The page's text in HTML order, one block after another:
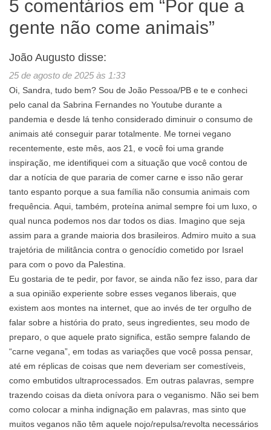
5 comentários em “Por que a
gente não come animais”
João Augusto disse:
25 de agosto de 2025 às 1:33
Oi, Sandra, tudo bem? Sou de João Pessoa/PB e te e conheci
pelo canal da Sabrina Fernandes no Youtube durante a
pandemia e desde lá tenho considerado diminuir o consumo de
animais até conseguir parar totalmente. Me tornei vegano
recentemente, este mês, aos 21, e você foi uma grande
inspiração, me identifiquei com a situação que você contou de
dar a notícia de que pararia de comer carne e isso não gerar
tanto espanto porque a sua família não consumia animais com
frequência. Aqui, também, proteína animal sempre foi um luxo, o
qual nunca podemos nos dar todos os dias. Imagino que seja
assim para a grande maioria dos brasileiros. Admiro muito a sua
trajetória de militância contra o genocídio cometido por Israel
para com o povo da Palestina.
Eu gostaria de te pedir, por favor, se ainda não fez isso, para dar
a sua opinião experiente sobre esses veganos liberais, que
existem aos montes na internet, que ao invés de ter orgulho de
falar sobre a história do prato, seus ingredientes, seu modo de
preparo, o que aquele prato significa, estão sempre falando de
“carne vegana”, em todas as variações que você possa pensar,
até em réplicas de coisas que nem deveriam ser comestíveis,
como embutidos ultraprocessados. Em outras palavras, sempre
trazendo coisas da dieta onívora para o veganismo. Não sei bem
como colocar a minha indignação em palavras, mas sinto que
muitos veganos não têm aquele nojo/repulsa/revolta necessários